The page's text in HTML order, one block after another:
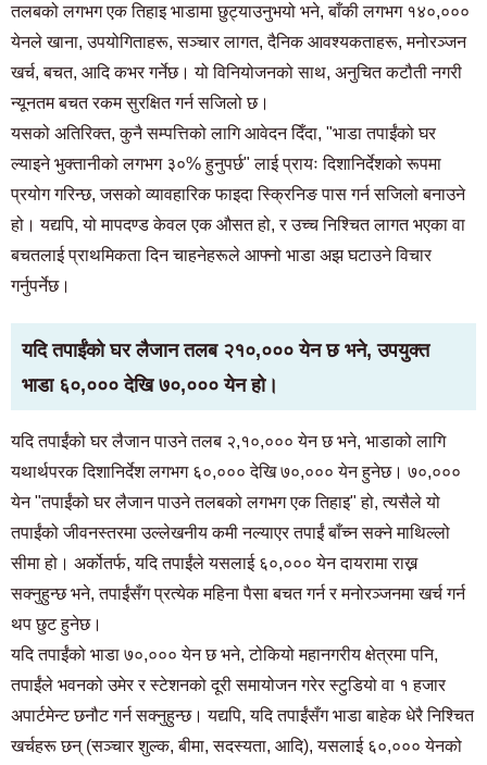
तलबको लगभग एक तिहाइ भाडामा छुट्याउनुभयो भने, बाँकी लगभग १४०,०००
येनले खाना, उपयोगिताहरू, सञ्चार लागत, दैनिक आवश्यकताहरू, मनोरञ्जन
खर्च, बचत, आदि कभर गर्नेछ। यो विनियोजनको साथ, अनुचित कटौती नगरी
न्यूनतम बचत रकम सुरक्षित गर्न सजिलो छ।
यसको अतिरिक्त, कुनै सम्पत्तिको लागि आवेदन दिँदा, "भाडा तपाईंको घर
ल्याइने भुक्तानीको लगभग ३०% हुनुपर्छ" लाई प्रायः दिशानिर्देशको रूपमा
प्रयोग गरिन्छ, जसको व्यावहारिक फाइदा स्क्रिनिङ पास गर्न सजिलो बनाउने
हो। यद्यपि, यो मापदण्ड केवल एक औसत हो, र उच्च निश्चित लागत भएका वा
बचतलाई प्राथमिकता दिन चाहनेहरूले आफ्नो भाडा अझ घटाउने विचार
गर्नुपर्नेछ।
यदि तपाईंको घर लैजान तलब २१०,००० येन छ भने, उपयुक्त
भाडा ६०,००० देखि ७०,००० येन हो।
यदि तपाईंको घर लैजान पाउने तलब २,१०,००० येन छ भने, भाडाको लागि
यथार्थपरक दिशानिर्देश लगभग ६०,००० देखि ७०,००० येन हुनेछ। ७०,०००
येन "तपाईंको घर लैजान पाउने तलबको लगभग एक तिहाइ" हो, त्यसैले यो
तपाईंको जीवनस्तरमा उल्लेखनीय कमी नल्याएर तपाईं बाँच्न सक्ने माथिल्लो
सीमा हो। अर्कोतर्फ, यदि तपाईंले यसलाई ६०,००० येन दायरामा राख्न
सक्नुहुन्छ भने, तपाईंसँग प्रत्येक महिना पैसा बचत गर्न र मनोरञ्जनमा खर्च गर्न
थप छुट हुनेछ।
यदि तपाईंको भाडा ७०,००० येन छ भने, टोकियो महानगरीय क्षेत्रमा पनि,
तपाईंले भवनको उमेर र स्टेशनको दूरी समायोजन गरेर स्टुडियो वा १ हजार
अपार्टमेन्ट छनौट गर्न सक्नुहुन्छ। यद्यपि, यदि तपाईंसँग भाडा बाहेक धेरै निश्चित
खर्चहरू छन् (सञ्चार शुल्क, बीमा, सदस्यता, आदि), यसलाई ६०,००० येनको